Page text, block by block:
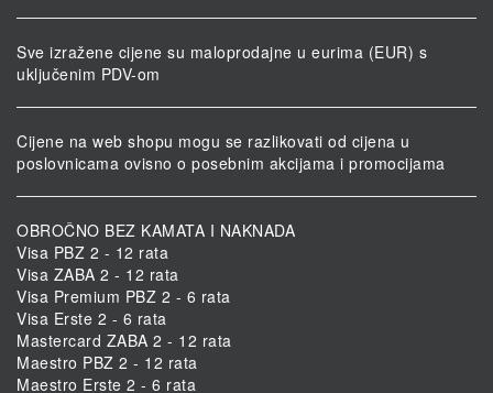
Sve izražene cijene su maloprodajne u eurima (EUR) s
uključenim PDV-om
Cijene na web shopu mogu se razlikovati od cijena u
poslovnicama ovisno o posebnim akcijama i promocijama
OBROČNO BEZ KAMATA I NAKNADA
Visa PBZ 2 - 12 rata
Visa ZABA 2 - 12 rata
Visa Premium PBZ 2 - 6 rata
Visa Erste 2 - 6 rata
Mastercard ZABA 2 - 12 rata
Maestro PBZ 2 - 12 rata
Maestro Erste 2 - 6 rata